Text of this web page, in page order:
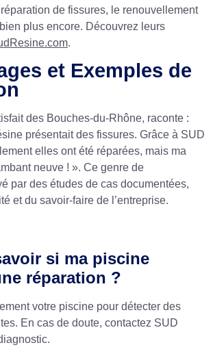
de fissures, le renouvellement
plus encore. Découvrez leurs
.
et Exemples de
des Bouches-du-Rhône, raconte :
présentait des fissures. Grâce à SUD
elles ont été réparées, mais ma
neuve ! ». Ce genre de
par des études de cas documentées,
et du savoir-faire de l’entreprise.
si ma piscine
réparation ?
votre piscine pour détecter des
En cas de doute, contactez SUD